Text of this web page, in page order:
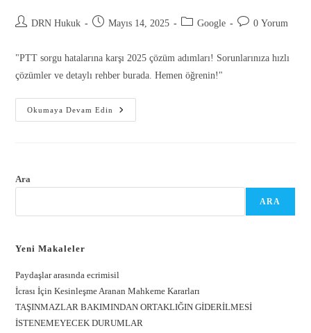
DRN Hukuk Mayıs 14, 2025 Google 0 Yorum
"PTT sorgu hatalarına karşı 2025 çözüm adımları! Sorunlarınıza hızlı
çözümler ve detaylı rehber burada. Hemen öğrenin!"
Okumaya Devam Edin
Ara
ARA
Yeni Makaleler
Paydaşlar arasında ecrimisil
İcrası İçin Kesinleşme Aranan Mahkeme Kararları
TAŞINMAZLAR BAKIMINDAN ORTAKLIĞIN GİDERİLMESİ
İSTENEMEYECEK DURUMLAR